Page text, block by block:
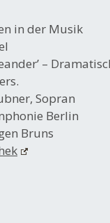
in der Musik
–
Sopran
Berlin
Bruns